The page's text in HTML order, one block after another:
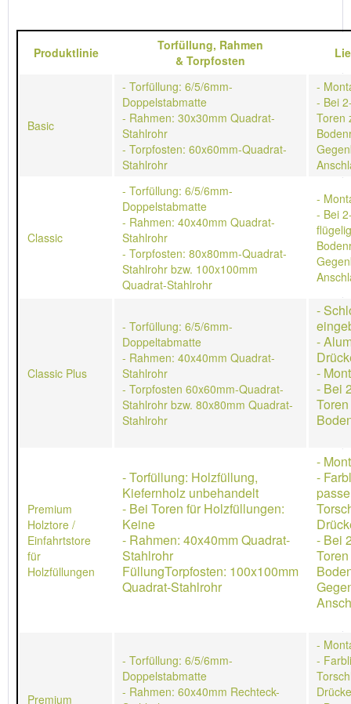
Produktlinie Torfüllung, Rahmen
& Torpfosten
Basic
- Torfüllung: 6/5/6mm-
Doppelstabmatte
- Rahmen: 30x30mm Quadrat-
Stahlrohr
- Torpfosten: 60x60mm-Quadrat-
Stahlrohr
-
- Bei
Toren
Classic
- Torfüllung: 6/5/6mm-
Doppelstabmatte
- Rahmen: 40x40mm Quadrat-
Stahlrohr
- Torpfosten: 80x80mm-Quadrat-
Stahlrohr bzw. 100x100mm
Quadrat-Stahlrohr
-
- Bei
Classic Plus
- Torfüllung: 6/5/6mm-
Doppeltabmatte
- Rahmen: 40x40mm Quadrat-
Stahlrohr
- Torpfosten 60x60mm-Quadrat-
Stahlrohr bzw. 80x80mm Quadrat-
Stahlrohr
-
-
-
- Bei
Premium
Holztore /
Einfahrtstore
für
Holzfüllungen
- Torfüllung: Holzfüllung,
Kiefernholz unbehandelt
- Bei Toren für Holzfüllungen:
Keine
- Rahmen: 40x40mm Quadrat-
Stahlrohr
FüllungTorpfosten: 100x100mm
Quadrat-Stahlrohr
-
-
- Bei
Premium
- Torfüllung: 6/5/6mm-
Doppelstabmatte
- Rahmen: 60x40mm Rechteck-
-
-